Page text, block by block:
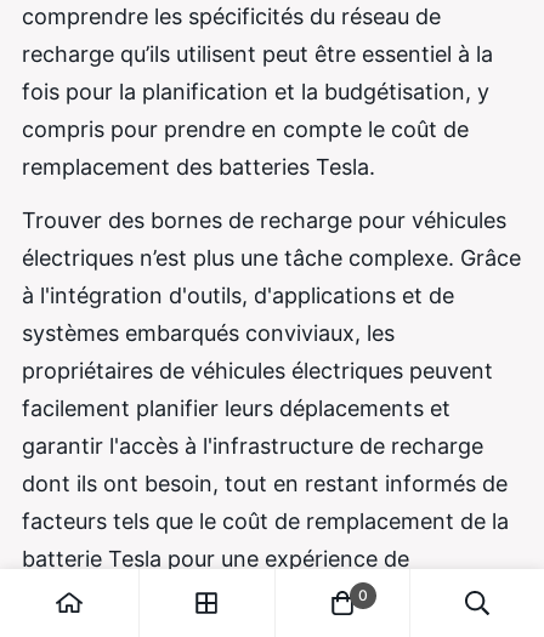
comprendre les spécificités du réseau de
recharge qu’ils utilisent peut être essentiel à la
fois pour la planification et la budgétisation, y
compris pour prendre en compte le coût de
remplacement des batteries Tesla.
Trouver des bornes de recharge pour véhicules
électriques n’est plus une tâche complexe. Grâce
à l'intégration d'outils, d'applications et de
systèmes embarqués conviviaux, les
propriétaires de véhicules électriques peuvent
facilement planifier leurs déplacements et
garantir l'accès à l'infrastructure de recharge
dont ils ont besoin, tout en restant informés de
facteurs tels que le coût de remplacement de la
batterie Tesla pour une expérience de
possession complète. .
0